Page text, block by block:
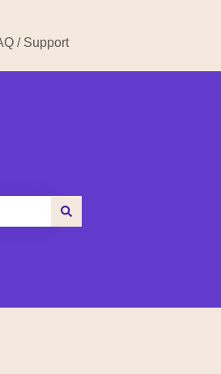
& Tarieven
tonen voor Over ons
/ Support